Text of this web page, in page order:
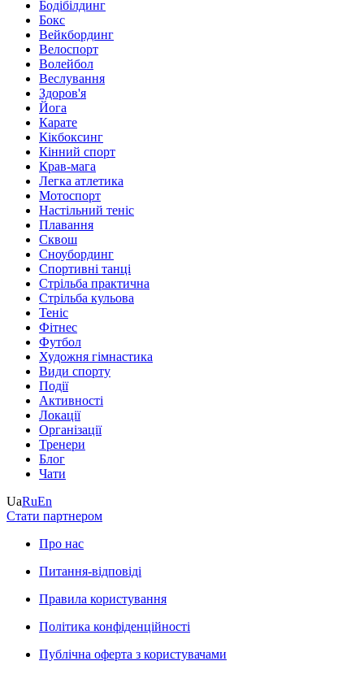
Бодібілдинг
Бокс
Вейкбординг
Велоспорт
Волейбол
Веслування
Здоров'я
Йога
Карате
Кікбоксинг
Кінний спорт
Крав-мага
Легка атлетика
Мотоспорт
Настільний теніс
Плавання
Сквош
Сноубординг
Спортивні танці
Стрільба практична
Стрільба кульова
Теніс
Фітнес
Футбол
Художня гімнастика
Види спорту
Події
Активності
Локації
Організації
Тренери
Блог
Чати
UaRuEn
Стати партнером
Про нас
Питання-відповіді
Правила користування
Політика конфіденційності
Публічна оферта з користувачами